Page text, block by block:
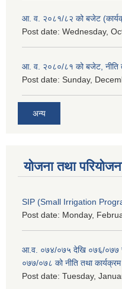
आ. व. २०८१/८२ को बजेट
Post date: Wednesday,
आ. व. २०८०/८१ को बजेट, नीति
Post date: Sunday,
अन्य
योजना तथा
SIP (Small Irrigation
Post date: Monday,
आ.व. ०७४/०७५ देखि ०७६/०७७
०७७/०७८ को नीति तथा
Post date: Tuesday,